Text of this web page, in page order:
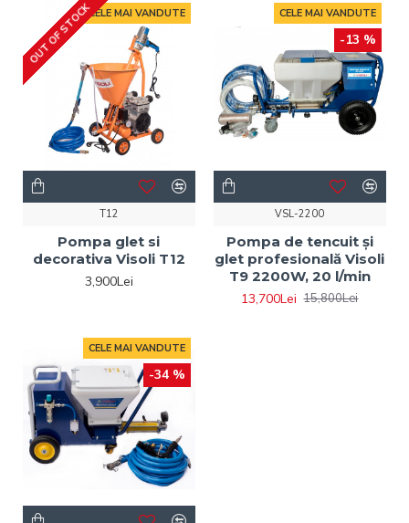
CELE MAI VANDUTE
OUT OF STOCK
T12
Pompa glet si
decorativa Visoli T12
3,900Lei
CELE MAI VANDUTE
-13 %
VSL-2200
Pompa de tencuit și
glet profesională Visoli
T9 2200W, 20 l/min
13,700Lei 15,800Lei
CELE MAI VANDUTE
-34 %